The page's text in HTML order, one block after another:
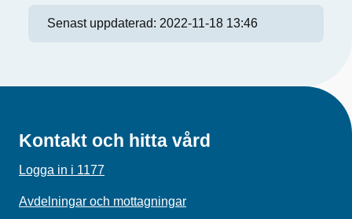
Senast uppdaterad: 2022-11-18 13:46
Kontakt och hitta vård
Logga in i 1177
Avdelningar och mottagningar